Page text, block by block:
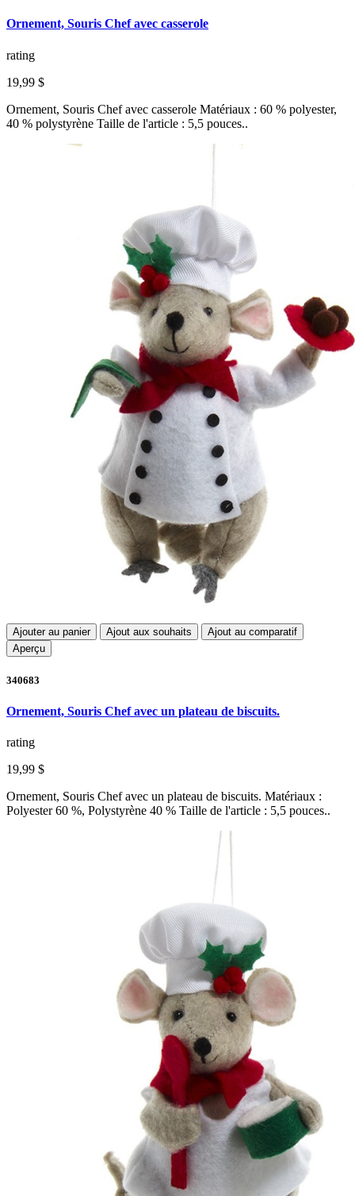
Ornement, Souris Chef avec casserole
rating
19,99 $
Ornement, Souris Chef avec casserole Matériaux : 60 % polyester,
40 % polystyrène Taille de l'article : 5,5 pouces..
Ajouter au panier Ajout aux souhaits
Ajout au comparatif
Aperçu
340683
Ornement, Souris Chef avec un plateau de biscuits.
rating
19,99 $
Ornement, Souris Chef avec un plateau de biscuits. Matériaux :
Polyester 60 %, Polystyrène 40 % Taille de l'article : 5,5 pouces..